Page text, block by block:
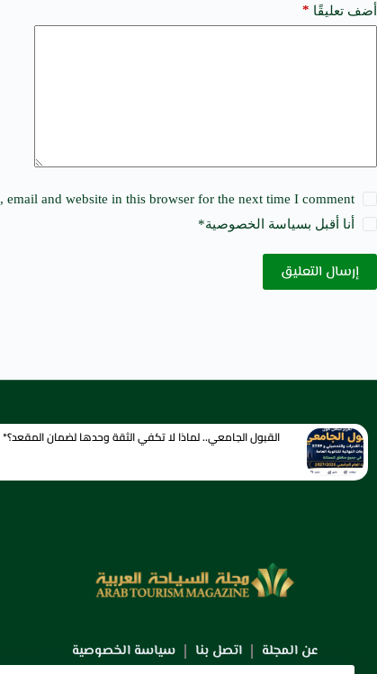
أضف تعليقًا *
email and website in this browser for the next time I comment.
أنا أقبل بسياسة الخصوصية*
إرسال التعليق
a
t
القبول الجامعي.. لماذا لا تكفي الثقة وحدها لضمان المقعد؟*
عن المجلة اتصل بنا سياسة الخصوصية